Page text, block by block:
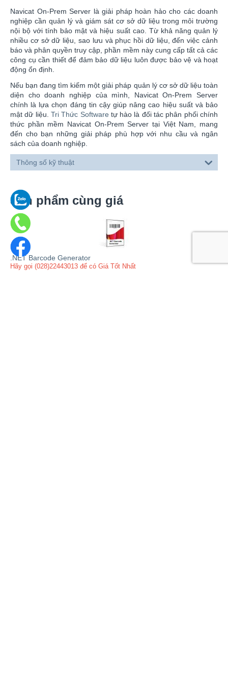
Navicat On-Prem Server là giải pháp hoàn hảo cho các doanh
nghiệp cần quản lý và giám sát cơ sở dữ liệu trong môi trường
nội bộ với tính bảo mật và hiệu suất cao. Từ khả năng quản lý
nhiều cơ sở dữ liệu, sao lưu và phục hồi dữ liệu, đến việc cảnh
báo và phân quyền truy cập, phần mềm này cung cấp tất cả các
công cụ cần thiết để đảm bảo dữ liệu luôn được bảo vệ và hoạt
động ổn định.
Nếu bạn đang tìm kiếm một giải pháp quản lý cơ sở dữ liệu toàn
diện cho doanh nghiệp của mình, Navicat On-Prem Server
chính là lựa chọn đáng tin cậy giúp nâng cao hiệu suất và bảo
mật dữ liệu. Tri Thức Software tự hào là đối tác phân phối chính
thức phần mềm Navicat On-Prem Server tại Việt Nam, mang
đến cho bạn những giải pháp phù hợp với nhu cầu và ngân
sách của doanh nghiệp.
Thông số kỹ thuật
Sản phẩm cùng giá
.NET Barcode Generator
Hãy gọi (028)22443013 để có Giá Tốt Nhất